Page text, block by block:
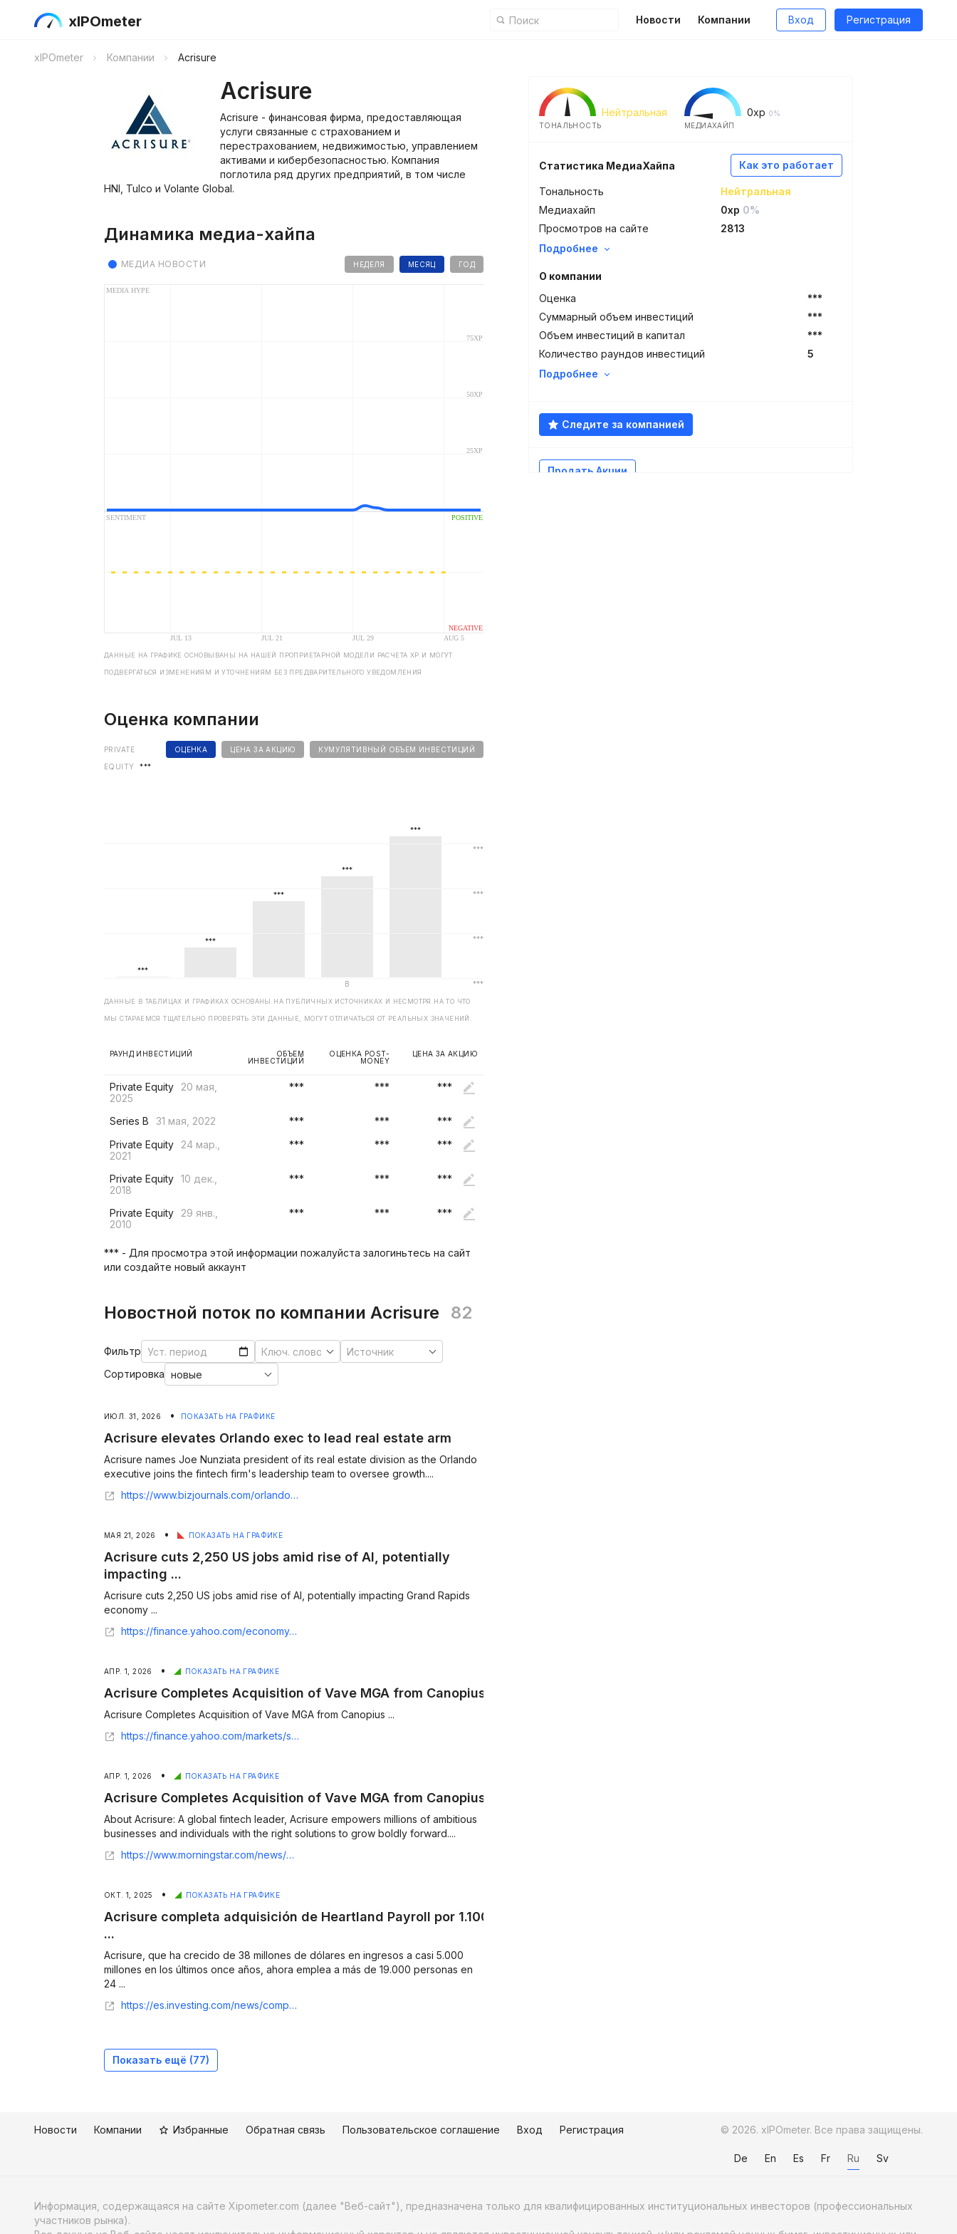
xIPOmeter Новости Компании Вход Регистрация
xIPOmeter Компании Acrisure
Acrisure
Acrisure - финансовая фирма, предоставляющая
услуги связанные с страхованием и
перестрахованием, недвижимостью, управлением
активами и кибербезопасностью. Компания
поглотила ряд других предприятий, в том числе
HNI, Tulco и Volante Global.
Нейтральная
ТОНАЛЬНОСТЬ
0xp 0%
МЕДИАХАЙП
Как это работает
Статистика МедиаХайпа
Тональность
Нейтральная
Медиахайп
0xp 0%
Просмотров на сайте
2813
Подробнее
О компании
Оценка
***
Суммарный объем инвестиций
***
Объем инвестиций в капитал
***
Количество раундов инвестиций
5
Подробнее
Следите за компанией
Продать Акции
Динамика медиа-хайпа
НЕДЕЛЯ МЕСЯЦ ГОД
МЕДИА НОВОСТИ
ДАННЫЕ НА ГРАФИКЕ ОСНОВЫВАНЫ НА НАШЕЙ ПРОПРИЕТАРНОЙ МОДЕЛИ РАСЧЕТА ХP И МОГУТ
ПОДВЕРГАТЬСЯ ИЗМЕНЕНИЯМ И УТОЧНЕНИЯМ БЕЗ ПРЕДВАРИТЕЛЬНОГО УВЕДОМЛЕНИЯ
Оценка компании
ОЦЕНКА ЦЕНА ЗА АКЦИЮ КУМУЛЯТИВНЫЙ ОБЪЕМ ИНВЕСТИЦИЙ
PRIVATE
EQUITY
***
ДАННЫЕ В ТАБЛИЦАХ И ГРАФИКАХ ОСНОВАНЫ НА ПУБЛИЧНЫХ ИСТОЧНИКАХ И НЕСМОТРЯ НА ТО ЧТО
МЫ СТАРАЕМСЯ ТЩАТЕЛЬНО ПРОВЕРЯТЬ ЭТИ ДАННЫЕ, МОГУТ ОТЛИЧАТЬСЯ ОТ РЕАЛЬНЫХ ЗНАЧЕНИЙ.
РАУНД ИНВЕСТИЦИЙ
ОБЪЕМ
ИНВЕСТИЦИЙ
ОЦЕНКА POST-
MONEY
ЦЕНА ЗА АКЦИЮ
Private Equity
20 мая,
2025
*** *** ***
Series B 31 мая, 2022 *** ***
***
Private Equity
24 мар.,
2021
*** *** ***
Private Equity 10 дек.,
2018
*** *** ***
Private Equity
29 янв.,
2010
*** *** ***
*** - Для просмотра этой информации пожалуйста залогиньтесь на сайт
или создайте новый аккаунт
Новостной поток по компании Acrisure 82
Фильтр
Сортировка
ИЮЛ. 31, 2026 • ПОКАЗАТЬ НА ГРАФИКЕ
Acrisure elevates Orlando exec to lead real estate arm
Acrisure names Joe Nunziata president of its real estate division as the Orlando
executive joins the fintech firm's leadership team to oversee growth....
https://www.bizjournals.com/orlando/news/2026/07/30/joe-nunziata-acrisure-new-role-prez-real-estate.html
МАЯ 21, 2026 • ПОКАЗАТЬ НА ГРАФИКЕ
Acrisure cuts 2,250 US jobs amid rise of AI, potentially
impacting ...
Acrisure cuts 2,250 US jobs amid rise of AI, potentially impacting Grand Rapids
economy ...
https://finance.yahoo.com/economy/articles/acrisure-cuts-2-250-us-024347673.html
АПР. 1, 2026 • ПОКАЗАТЬ НА ГРАФИКЕ
Acrisure Completes Acquisition of Vave MGA from Canopius
Acrisure Completes Acquisition of Vave MGA from Canopius ...
https://finance.yahoo.com/markets/stocks/articles/acrisure-completes-acquisition-vave-mga-110000092.html
АПР. 1, 2026 • ПОКАЗАТЬ НА ГРАФИКЕ
Acrisure Completes Acquisition of Vave MGA from Canopius
About Acrisure: A global fintech leader, Acrisure empowers millions of ambitious
businesses and individuals with the right solutions to grow boldly forward....
https://www.morningstar.com/news/business-wire/20260331482567/acrisure-completes-acquisition-of-vave-mga-from-canopius
ОКТ. 1, 2025 • ПОКАЗАТЬ НА ГРАФИКЕ
Acrisure completa adquisición de Heartland Payroll por 1.100
...
Acrisure, que ha crecido de 38 millones de dólares en ingresos a casi 5.000
millones en los últimos once años, ahora emplea a más de 19.000 personas en
24 ...
https://es.investing.com/news/company-news/acrisure-completa-adquisicion-de-heartland-payroll-por-1100-millones-de-dolares-93CH-3326226
Показать ещё (77)
Новости Компании Избранные Обратная связь Пользовательское соглашение Вход Регистрация © 2026. xIPOmeter. Все права защищены.
De En Es Fr Ru Sv
Информация, содержащаяся на сайте Xipometer.com (далее "Веб-сайт"), предназначена только для квалифицированных институциональных инвесторов (профессиональных
участников рынка).